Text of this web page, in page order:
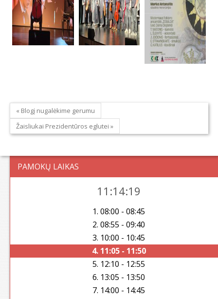
« Blogį nugalėkime gerumu
Žaisliukai Prezidentūros eglutei »
PAMOKŲ LAIKAS
11:14:19
1. 08:00 - 08:45
2. 08:55 - 09:40
3. 10:00 - 10:45
4. 11:05 - 11:50
5. 12:10 - 12:55
6. 13:05 - 13:50
7. 14:00 - 14:45